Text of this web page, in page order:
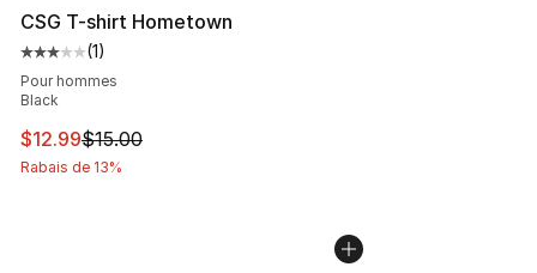
CSG T-shirt Hometown
Cote moyenne du client - [3 sur 5 étoiles], 1
(1)
Pour hommes
Black
Cet article est en solde. Le prix est passé de $15.00 à
$12.99$15.00
Rabais de 13%